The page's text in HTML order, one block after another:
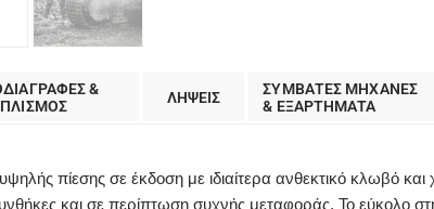
&
ΛΗΨΕΙΣ
ΣΥΜΒΑΤΕΣ ΜΗΧΑΝΕΣ
& ΕΞΑΡΤΗΜΑΤΑ
πίεσης σε έκδοση με ιδιαίτερα ανθεκτικό κλωβό
και σε περίπτωση συχνής μεταφοράς. Το εύκολο στη